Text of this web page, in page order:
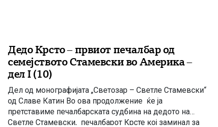
Дедо Крсто – првиот печалбар од
семејството Стамевски во Америка –
дел I (10)
Дел од монографијата „Светозар – Светле Стамевски“
од Славе Катин Во ова продолжение ќе ја
претставиме печалбарската судбина на дедото на
Светле Стамевски, печалбарот Крсте кој заминал за